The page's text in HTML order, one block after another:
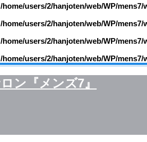
/home/users/2/hanjoten/web/WP/
/home/users/2/hanjoten/web/WP/
/home/users/2/hanjoten/web/WP/
/home/users/2/hanjoten/web/WP/